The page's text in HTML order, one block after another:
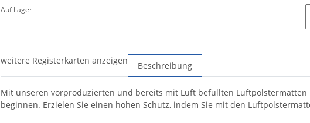
Auf Lager
weitere Registerkarten anzeigen Beschreibung
Mit unseren vorproduzierten und bereits mit Luft befüllten Luftpolstermatten
beginnen. Erzielen Sie einen hohen Schutz, indem Sie mit den